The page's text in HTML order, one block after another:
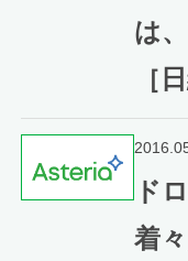
は
［
ド
着